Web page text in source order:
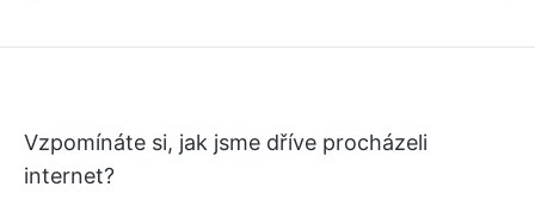
Vzpomínáte si, jak jsme dříve procházeli
internet?